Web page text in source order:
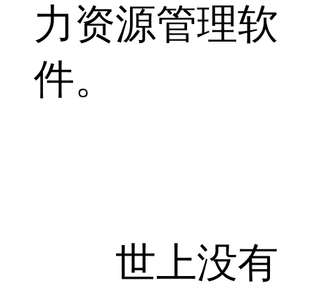
力资源管理软
件。
世上没有